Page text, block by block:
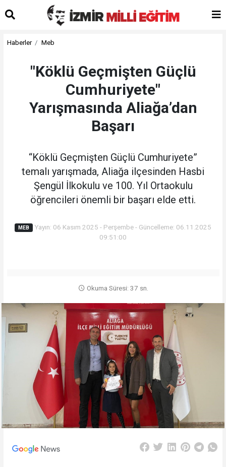
Haberler Meb
"Köklü Geçmişten Güçlü
Cumhuriyete"
Yarışmasında Aliağa’dan
Başarı
“Köklü Geçmişten Güçlü Cumhuriyete”
temalı yarışmada, Aliağa ilçesinden Hasbi
Şengül İlkokulu ve 100. Yıl Ortaokulu
öğrencileri önemli bir başarı elde etti.
MEB
Yayın: 06 Kasım 2025 - Perşembe - Güncelleme: 06.11.2025
09:51:00
Okuma Süresi: 37 sn.